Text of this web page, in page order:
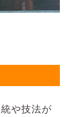
や技法が